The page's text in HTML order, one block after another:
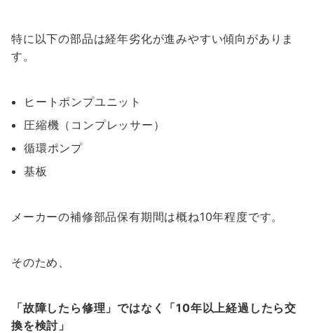
特に以下の部品は経年劣化が進みやすい傾向がありま
す。
ヒートポンプユニット
圧縮機（コンプレッサー）
循環ポンプ
基板
メーカーの補修部品保有期間は概ね10年程度です。
そのため、
「故障したら修理」ではなく「10年以上経過したら交
換を検討」